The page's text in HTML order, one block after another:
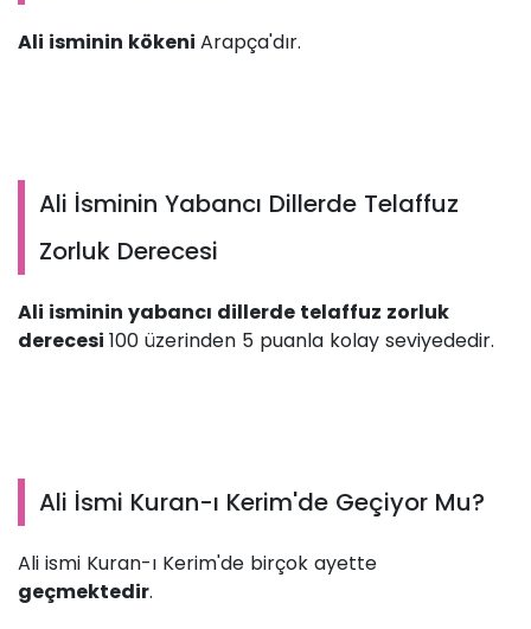
Ali isminin kökeni Arapça'dır.
Ali İsminin Yabancı Dillerde Telaffuz
Zorluk Derecesi
Ali isminin yabancı dillerde telaffuz zorluk
derecesi 100 üzerinden 5 puanla kolay seviyededir.
Ali İsmi Kuran-ı Kerim'de Geçiyor Mu?
Ali ismi Kuran-ı Kerim'de birçok ayette
geçmektedir.